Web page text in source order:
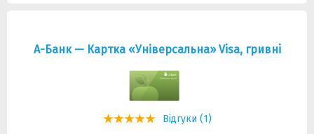
А-Банк — Картка «Універсальна» Visa, гривнi
Відгуки (1)